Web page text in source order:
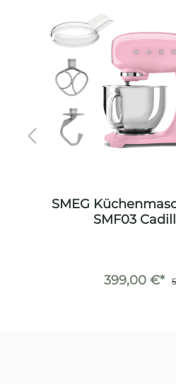
SMEG
SMF03
399,00 €*